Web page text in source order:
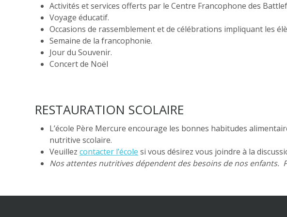
Activités et services offerts par le Centre Francophone des
Voyage éducatif.
Occasions de rassemblement et de célébrations impliquant les
Semaine de la francophonie.
Jour du Souvenir.
Concert de Noël
RESTAURATION SCOLAIRE
L’école Père Mercure encourage les bonnes habitudes
nutritive scolaire.
Veuillez contacter l’école si vous désirez vous joindre à la
Nos attentes nutritives dépendent des besoins de nos enfants.